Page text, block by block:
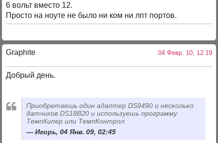
6 вольт вместо 12.
Просто на ноуте не было ни ком ни лпт портов.
Graphite 04 Февр. 10, 12:19
Добрый день.
Приобретаешь один адаптер DS9490 и несколько
датчиков DS18B20 и используешь программу
ТемпКипер или ТемпКонтрол.
Игорь, 04 Янв. 09, 02:45